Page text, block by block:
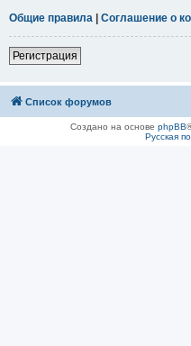
Общие правила | Соглашение о
Регистрация
Список форумов
Создано на основе phpBB
Русская